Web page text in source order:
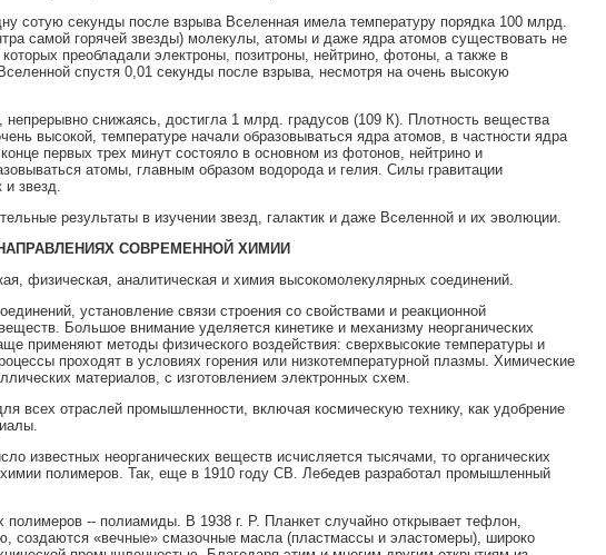
сотую секунды после взрыва Вселенная имела температуру порядка 100 млрд.
самой горячей звезды) молекулы, атомы и даже ядра атомов существовать не
преобладали электроны, позитроны, нейтрино, фотоны, а также в
спустя 0,01 секунды после взрыва, несмотря на очень высокую
снижаясь, достигла 1 млрд. градусов (109 К). Плотность вещества
высокой, температуре начали образовываться ядра атомов, в частности ядра
первых трех минут состояло в основном из фотонов, нейтрино и
атомы, главным образом водорода и гелия. Силы гравитации
звезд.
результаты в изучении звезд, галактик и даже Вселенной и их эволюции.
СОВРЕМЕННОЙ ХИМИИ
физическая, аналитическая и химия высокомолекулярных соединений.
установление связи строения со свойствами и реакционной
Большое внимание уделяется кинетике и механизму неорганических
применяют методы физического воздействия: сверхвысокие температуры и
проходят в условиях горения или низкотемпературной плазмы. Химические
материалов, с изготовлением электронных схем.
всех отраслей промышленности, включая космическую технику, как удобрение
известных неорганических веществ исчисляется тысячами, то органических
полимеров. Так, еще в 1910 году СВ. Лебедев разработал промышленный
полимеров -- полиамиды. В 1938 г. Р. Планкет случайно открывает тефлон,
создаются «вечные» смазочные масла (пластмассы и эластомеры), широко